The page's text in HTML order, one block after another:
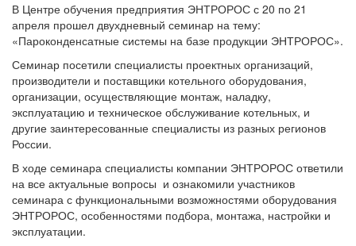
В Центре обучения предприятия ЭНТРОРОС с 20 по 21
апреля прошел двухдневный семинар на тему:
«Пароконденсатные системы на базе продукции ЭНТРОРОС».
Семинар посетили специалисты проектных организаций,
производители и поставщики котельного оборудования,
организации, осуществляющие монтаж, наладку,
эксплуатацию и техническое обслуживание котельных, и
другие заинтересованные специалисты из разных регионов
России.
В ходе семинара специалисты компании ЭНТРОРОС ответили
на все актуальные вопросы и ознакомили участников
семинара с функциональными возможностями оборудования
ЭНТРОРОС, особенностями подбора, монтажа, настройки и
эксплуатации.